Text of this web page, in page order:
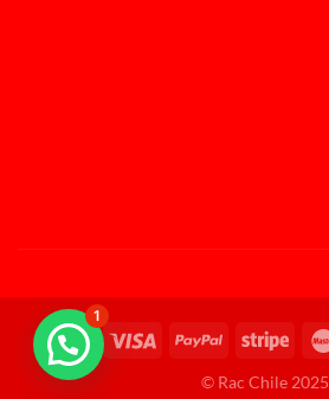
© Rac Chile 2025
1